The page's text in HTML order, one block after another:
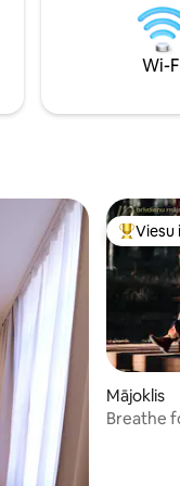
terases,
komforta
Wi-
Viesu
Mājoklis
Breathe